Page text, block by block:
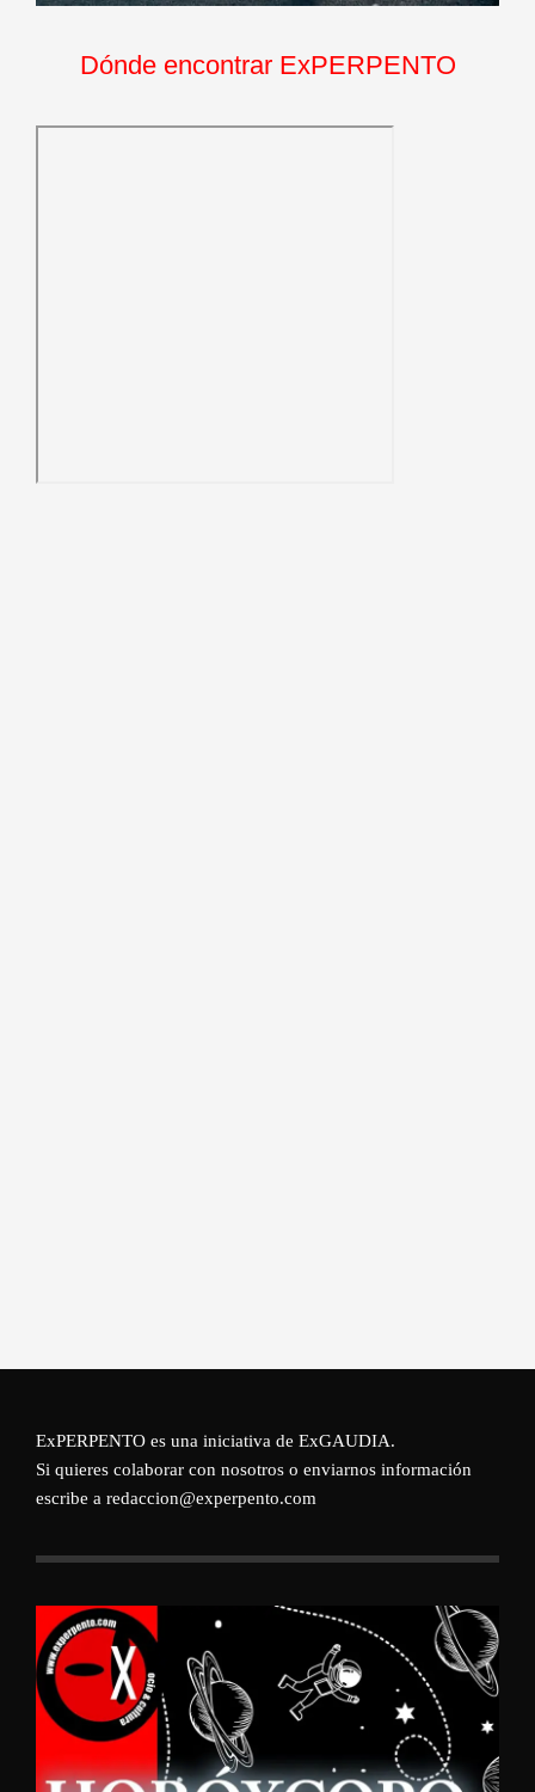
Dónde encontrar ExPERPENTO
ExPERPENTO es una iniciativa de ExGAUDIA.
Si quieres colaborar con nosotros o enviarnos información
escribe a redaccion@experpento.com